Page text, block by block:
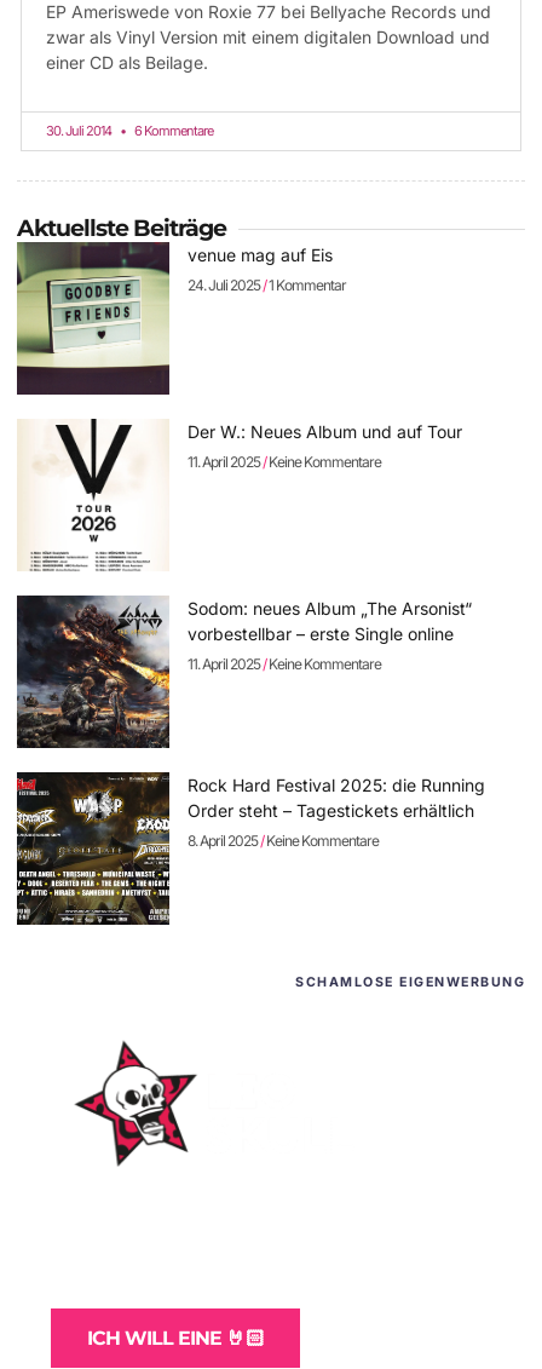
EP Ameriswede von Roxie 77 bei Bellyache Records und
zwar als Vinyl Version mit einem digitalen Download und
einer CD als Beilage.
30. Juli 2014 6 Kommentare
Aktuellste Beiträge
venue mag auf Eis
24. Juli 2025 1 Kommentar
Der W.: Neues Album und auf Tour
11. April 2025 Keine Kommentare
Sodom: neues Album „The Arsonist“
vorbestellbar – erste Single online
11. April 2025 Keine Kommentare
Rock Hard Festival 2025: die Running
Order steht – Tagestickets erhältlich
8. April 2025 Keine Kommentare
SCHAMLOSE EIGENWERBUNG
ICH WILL EINE 🤘🏻